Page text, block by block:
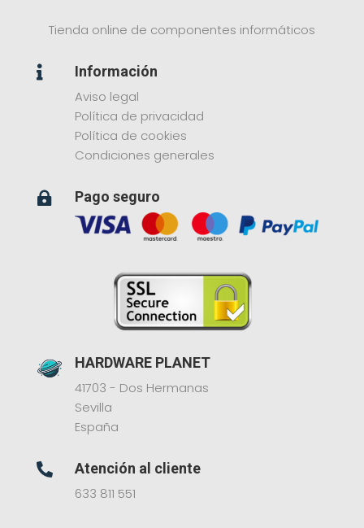
Tienda online de componentes informáticos

Información
Aviso legal
Política de privacidad
Política de cookies
Condiciones generales
 Pago seguro
HARDWARE PLANET
41703 - Dos Hermanas
Sevilla
España

Atención al cliente
633 811 551